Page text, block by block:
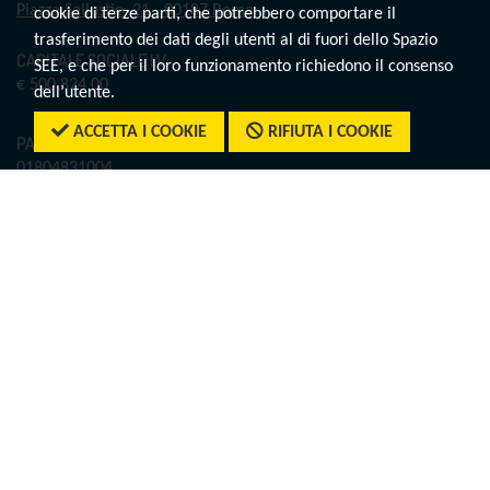
Piazza Sallustio, 21 - 00187 Roma
CAPITALE SOCIALE I.V.
€ 500.824,00
PARTITA IVA
01804831004
cookie di terze parti, che potrebbero comportare il
trasferimento dei dati degli utenti al di fuori dello Spazio
SEE, e che per il loro funzionamento richiedono il consenso
dell’utente.
ACCETTA I COOKIE RIFIUTA I COOKIE